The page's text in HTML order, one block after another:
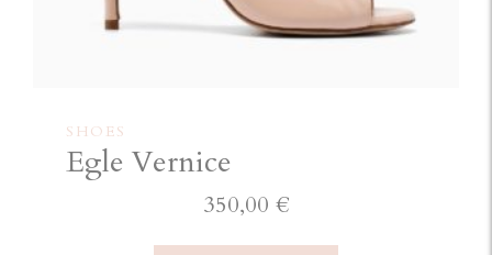
SHOES
Egle Vernice
350,00 €